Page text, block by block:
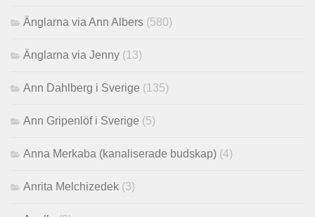
Änglarna via Ann Albers (580)
Änglarna via Jenny (13)
Ann Dahlberg i Sverige (135)
Ann Gripenlöf i Sverige (5)
Anna Merkaba (kanaliserade budskap) (4)
Anrita Melchizedek (3)